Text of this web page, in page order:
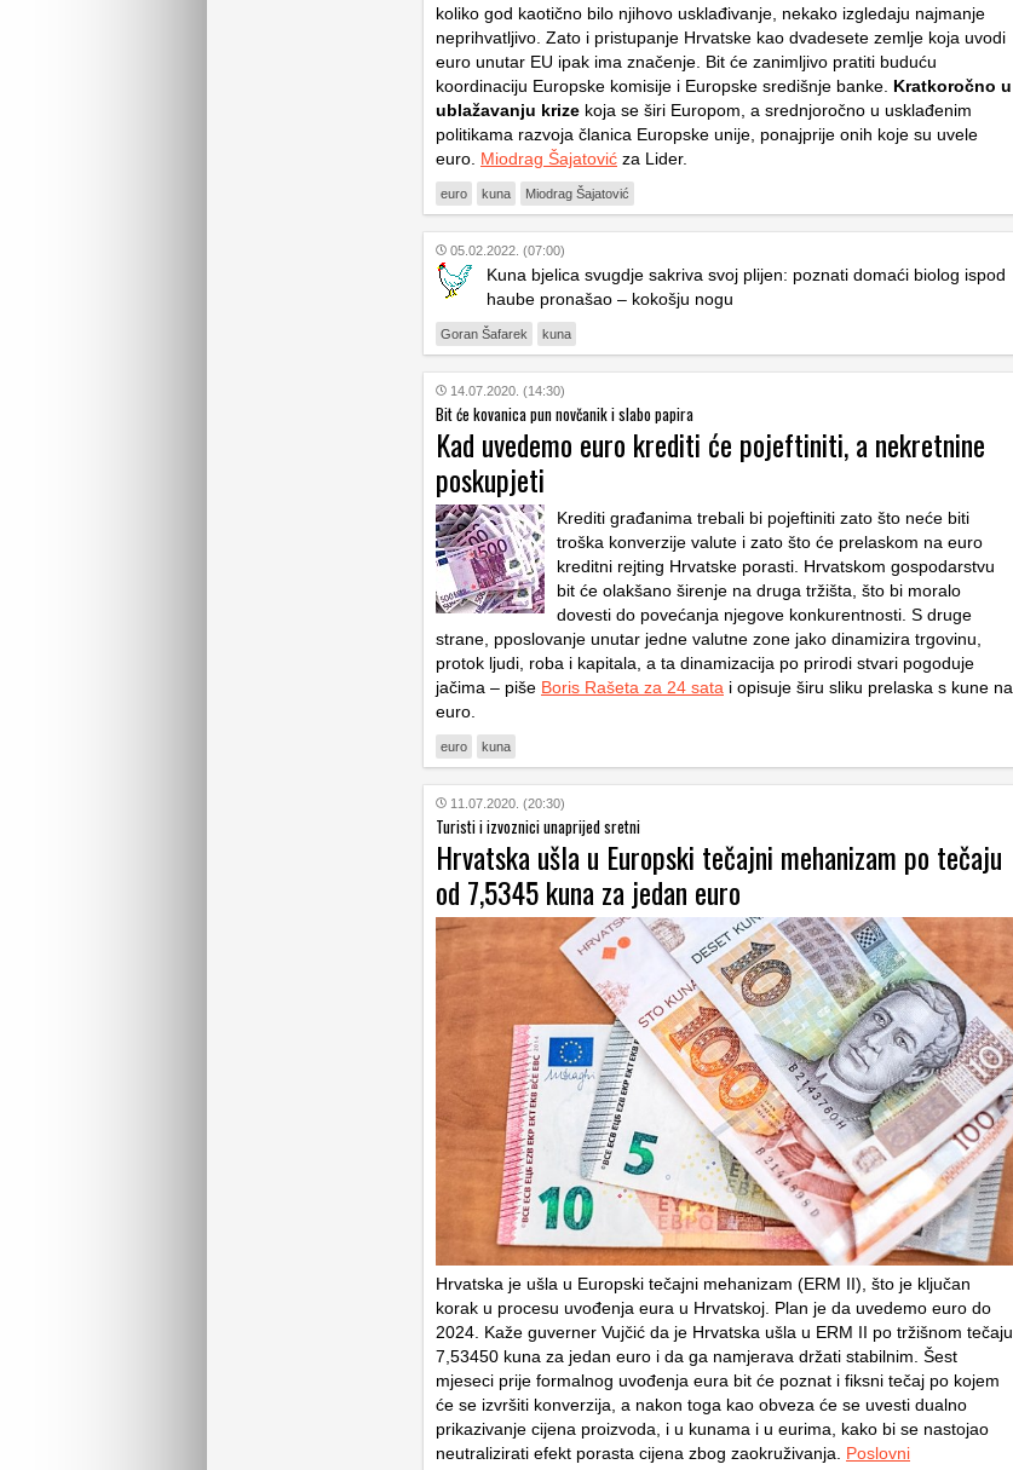
koliko god kaotično bilo njihovo usklađivanje, nekako izgledaju najmanje
neprihvatljivo. Zato i pristupanje Hrvatske kao dvadesete zemlje koja uvodi
euro unutar EU ipak ima značenje. Bit će zanimljivo pratiti buduću
koordinaciju Europske komisije i Europske središnje banke. Kratkoročno u
ublažavanju krize koja se širi Europom, a srednjoročno u usklađenim
politikama razvoja članica Europske unije, ponajprije onih koje su uvele
euro. Miodrag Šajatović za Lider.
euro kuna Miodrag Šajatović
05.02.2022. (07:00)
Kuna bjelica svugdje sakriva svoj plijen: poznati domaći biolog ispod
haube pronašao – kokošju nogu
Goran Šafarek kuna
14.07.2020. (14:30)
Bit će kovanica pun novčanik i slabo papira
Kad uvedemo euro krediti će pojeftiniti, a nekretnine
poskupjeti
Krediti građanima trebali bi pojeftiniti zato što neće biti
troška konverzije valute i zato što će prelaskom na euro
kreditni rejting Hrvatske porasti. Hrvatskom gospodarstvu
bit će olakšano širenje na druga tržišta, što bi moralo
dovesti do povećanja njegove konkurentnosti. S druge
strane, pposlovanje unutar jedne valutne zone jako dinamizira trgovinu,
protok ljudi, roba i kapitala, a ta dinamizacija po prirodi stvari pogoduje
jačima – piše Boris Rašeta za 24 sata i opisuje širu sliku prelaska s kune na
euro.
euro kuna
11.07.2020. (20:30)
Turisti i izvoznici unaprijed sretni
Hrvatska ušla u Europski tečajni mehanizam po tečaju
od 7,5345 kuna za jedan euro
Hrvatska je ušla u Europski tečajni mehanizam (ERM II), što je ključan
korak u procesu uvođenja eura u Hrvatskoj. Plan je da uvedemo euro do
2024. Kaže guverner Vujčić da je Hrvatska ušla u ERM II po tržišnom tečaju
7,53450 kuna za jedan euro i da ga namjerava držati stabilnim. Šest
mjeseci prije formalnog uvođenja eura bit će poznat i fiksni tečaj po kojem
će se izvršiti konverzija, a nakon toga kao obveza će se uvesti dualno
prikazivanje cijena proizvoda, i u kunama i u eurima, kako bi se nastojao
neutralizirati efekt porasta cijena zbog zaokruživanja. Poslovni